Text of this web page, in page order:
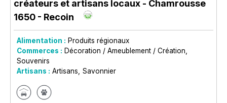
créateurs et artisans locaux - Chamrousse
1650 - Recoin
Alimentation : Produits régionaux
Commerces : Décoration / Ameublement / Création
Souvenirs
Artisans : Artisans Savonnier